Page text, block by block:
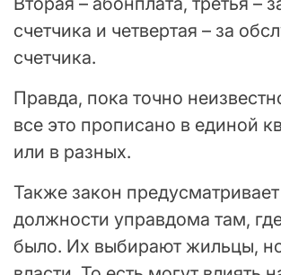
счетчика и четвертая – за
счетчика.
Правда, пока точно
все это прописано в единой
или в разных.
Также закон
должности управдома там,
было. Их выбирают жильцы, но